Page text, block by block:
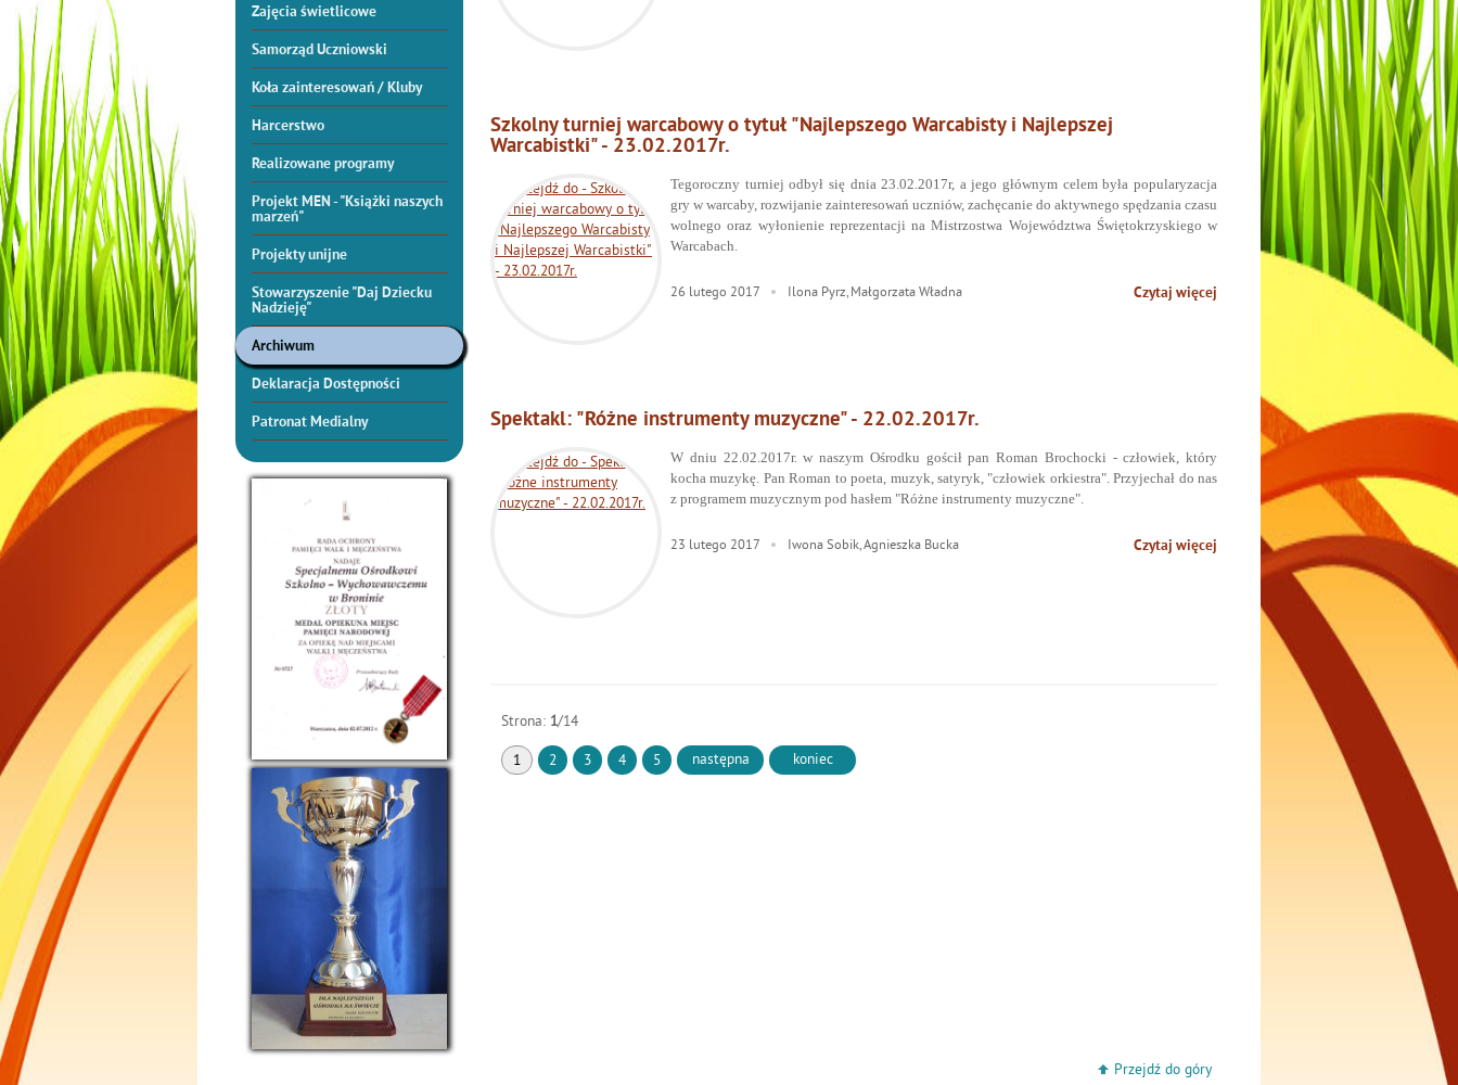
Zajęcia świetlicowe
Samorząd Uczniowski
Koła zainteresowań / Kluby
Harcerstwo
Realizowane programy
Projekt MEN - "Książki naszych
marzeń"
Projekty unijne
Stowarzyszenie "Daj Dziecku
Nadzieję"
Archiwum
Deklaracja Dostępności
Patronat Medialny
Szkolny turniej warcabowy o tytuł "Najlepszego Warcabisty i Najlepszej
Warcabistki" - 23.02.2017r.
Tegoroczny turniej odbył się dnia 23.02.2017r, a jego głównym celem była popularyzacja
gry w warcaby, rozwijanie zainteresowań uczniów, zachęcanie do aktywnego spędzania czasu
wolnego oraz wyłonienie reprezentacji na Mistrzostwa Województwa Świętokrzyskiego w
Warcabach.
26 lutego 2017 Ilona Pyrz, Małgorzata Władna Czytaj więcej
Spektakl: "Różne instrumenty muzyczne" - 22.02.2017r.
W dniu 22.02.2017r. w naszym Ośrodku gościł pan Roman Brochocki - człowiek, który
kocha muzykę. Pan Roman to poeta, muzyk, satyryk, "człowiek orkiestra". Przyjechał do nas
z programem muzycznym pod hasłem "Różne instrumenty muzyczne".
23 lutego 2017 Iwona Sobik, Agnieszka Bucka Czytaj więcej
Strona: 1/14
1 2 3 4 5 następna koniec
Przejdź do góry